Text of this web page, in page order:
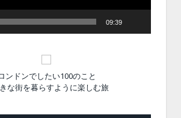
09:39
ンドンでしたい100のこと
な街を暮らすように楽しむ旅